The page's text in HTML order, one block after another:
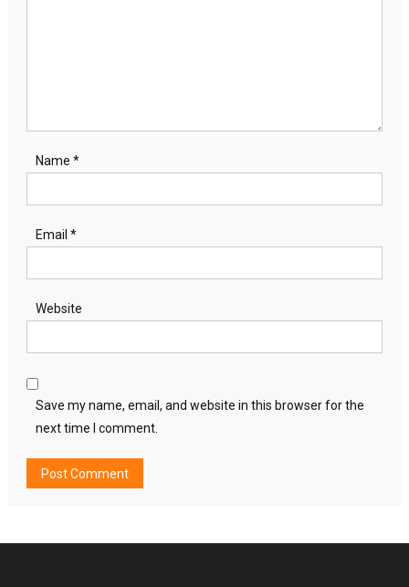
Name *
Email *
Website
Save my name, email, and website in this browser for the
next time I comment.